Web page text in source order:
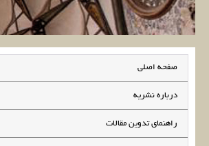
صفحه اصلی
درباره نشریه
راهنمای تدوین مقالات